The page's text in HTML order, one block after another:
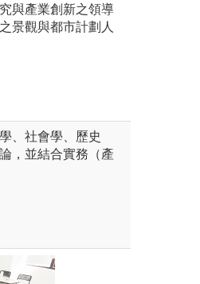
與產業創新之領導
景觀與都市計劃人
、社會學、歷史
，並結合實務（產